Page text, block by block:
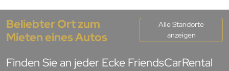
Beliebter Ort zum
Mieten eines Autos
Alle Standorte
anzeigen
Finden Sie an jeder Ecke FriendsCarRental